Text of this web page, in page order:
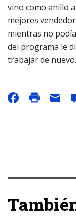
vino como anillo
mejores
mientras no
del programa le
trabajar de nuevo.